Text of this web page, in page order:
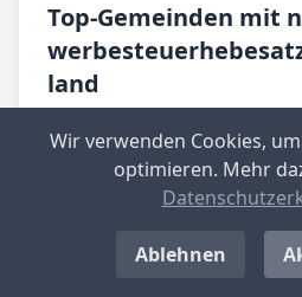
Top-­Ge­mein­den mit
land
Langenwolschendorf
Aktueller Hebesatz: 200 %
Standort-Informationen
Großbockedra
Wir verwenden Cookies,
optimieren. Mehr
Ablehnen